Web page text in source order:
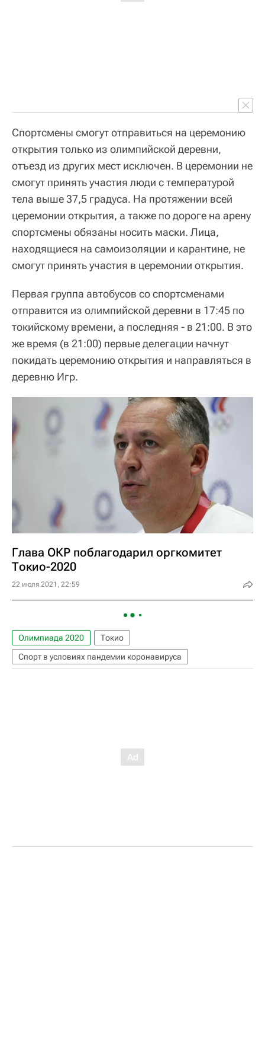
Спортсмены смогут отправиться на церемонию
открытия только из олимпийской деревни,
отъезд из других мест исключен. В церемонии не
смогут принять участия люди с температурой
тела выше 37,5 градуса. На протяжении всей
церемонии открытия, а также по дороге на арену
спортсмены обязаны носить маски. Лица,
находящиеся на самоизоляции и карантине, не
смогут принять участия в церемонии открытия.
Первая группа автобусов со спортсменами
отправится из олимпийской деревни в 17:45 по
токийскому времени, а последняя - в 21:00. В это
же время (в 21:00) первые делегации начнут
покидать церемонию открытия и направляться в
деревню Игр.
Глава ОКР поблагодарил оргкомитет
Токио-2020
22 июля 2021, 22:59
Олимпиада 2020
Токио
Спорт в условиях пандемии коронавируса